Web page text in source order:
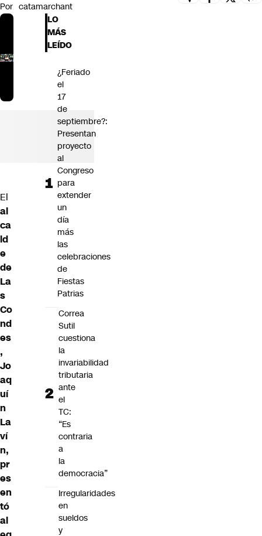
Por catamarchant
El
al
ca
ld
e
de
La
s
Co
nd
es
,
Jo
aq
uí
n
La
ví
n,
pr
es
en
tó
al
LO
MÁS
LEÍDO
¿Feriado
el
17
de
septiembre?:
Presentan
proyecto
al
Congreso
para
extender
un
día
más
las
celebraciones
de
Fiestas
Patrias
Correa
Sutil
cuestiona
la
invariabilidad
tributaria
ante
el
TC:
“Es
contraria
a
la
democracia”
Irregularidades
en
sueldos
y